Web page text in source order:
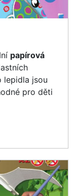
papírová
lepidla jsou
pro děti